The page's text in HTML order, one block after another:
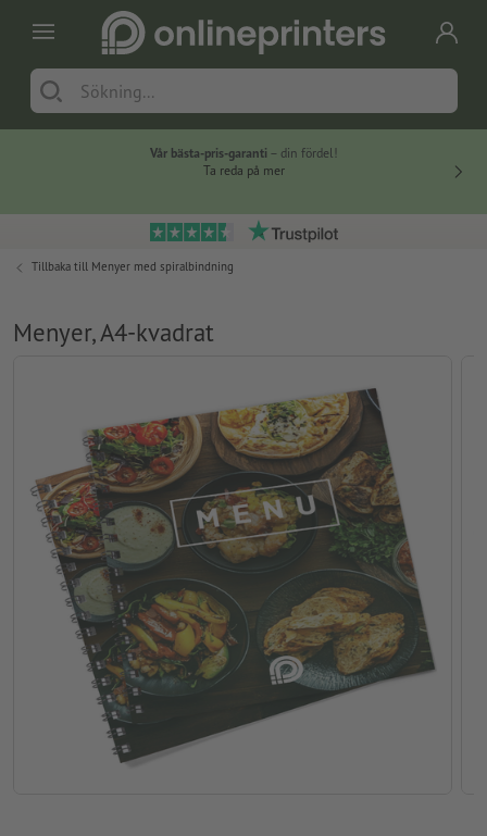
Vår bästa-pris-garanti – din fördel!
Ta reda på mer
Tillbaka till Menyer med spiralbindning
Menyer, A4-kvadrat